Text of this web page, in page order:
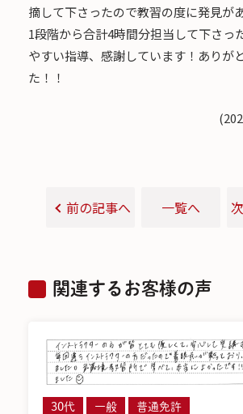
摘して下さったので教習の度に発見が
1段階から合計4時間分担当して下さっ
やすい指導、感謝しています！ありが
た！！
前の記事へ 一覧へ
関連するお客様の声
30代 一般 普通免許